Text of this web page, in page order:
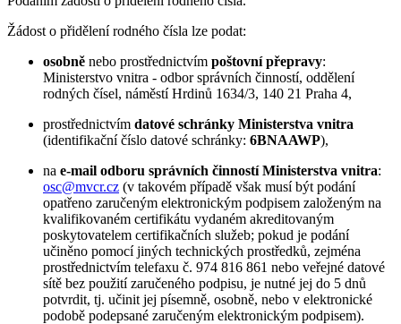
Žádost o přidělení rodného čísla lze podat:
osobně nebo prostřednictvím poštovní přepravy:
Ministerstvo vnitra - odbor správních činností, oddělení
rodných čísel, náměstí Hrdinů 1634/3, 140 21 Praha 4,
prostřednictvím datové schránky Ministerstva vnitra
(identifikační číslo datové schránky: 6BNAAWP),
na e-mail odboru správních činností Ministerstva vnitra:
osc@mvcr.cz (v takovém případě však musí být podání
opatřeno zaručeným elektronickým podpisem založeným na
kvalifikovaném certifikátu vydaném akreditovaným
poskytovatelem certifikačních služeb; pokud je podání
učiněno pomocí jiných technických prostředků, zejména
prostřednictvím telefaxu č. 974 816 861 nebo veřejné datové
sítě bez použití zaručeného podpisu, je nutné jej do 5 dnů
potvrdit, tj. učinit jej písemně, osobně, nebo v elektronické
podobě podepsané zaručeným elektronickým podpisem).